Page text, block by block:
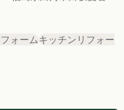
ォームキッチンリフォー